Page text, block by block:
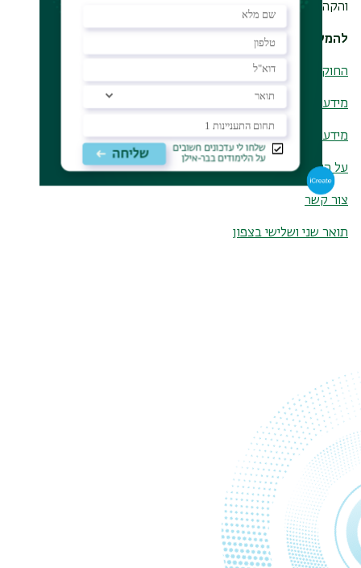
והקהילה, או שניהם.
להמשך קריאה:
החוקרים בפקולטה
מידע למועמד - תארים מתקדמים
מידע למועמד - לימודי MD
על הנעשה בפקולטה - ניוזלטר חודשי
צור קשר
תואר שני ושלישי בצפון